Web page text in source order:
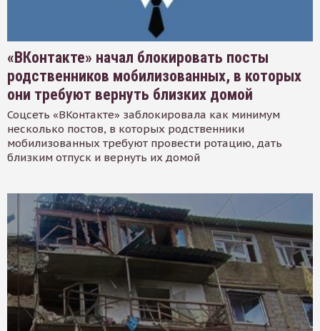
«ВКонтакте» начал блокировать посты
родственников мобилизованных, в которых
они требуют вернуть близких домой
Соцсеть «ВКонтакте» заблокировала как минимум
несколько постов, в которых родственники
мобилизованных требуют провести ротацию, дать
близким отпуск и вернуть их домой